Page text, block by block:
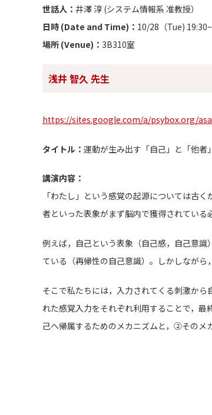
世話人： 井澤 淳 (システム情報系 准教授）
日時 (Date and Time)： 10/28（Tue)
場所 (Venue)： 3B310室
浅井 智久 先生
https://sites.google.com/a/psybox.org/
タイトル： 運動が生み出す「自己」と「他者」
講演内容：
「わたし」という感覚の起源については古
者といった表象がまず脳内で獲得されている
例えば，自己という表象（自己感，自己意
ている（再帰性の自己意識）。しかしなが
そこで私たちには，入力されてくる刺激か
れた感覚入力をそれぞれ利用することで，
己へ帰属するためのメカニズムと，②そのメ